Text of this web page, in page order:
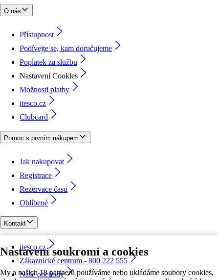
Nastavení soukromí a cookies
My a našich 18 partnerů používáme nebo ukládáme soubory cookies,
O nás
Přístupnost
Podívejte se, kam doručujeme
Poplatek za službu
Nastavení Cookies
Možnosti platby
itesco.cz
Clubcard
Pomoc s prvním nákupem
Jak nakupovat
Registrace
Rezervace času
Oblíbené
Kontakt
itesco.cz
Zákaznické centrum - 800 222 555
Naše obchody